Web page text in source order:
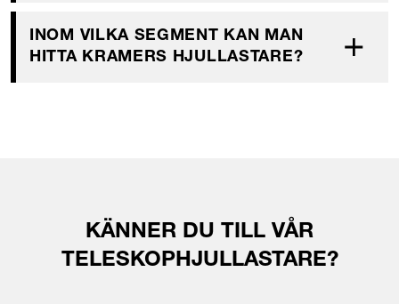
INOM VILKA SEGMENT KAN MAN
HITTA KRAMERS HJULLASTARE?
KÄNNER DU TILL VÅR
TELESKOPHJULLASTARE?